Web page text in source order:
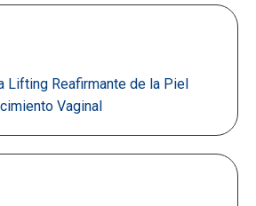
Lifting Reafirmante de la Piel
Vaginal